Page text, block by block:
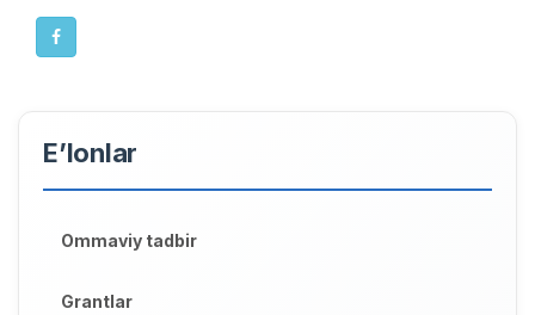
E’lonlar
Ommaviy tadbir
Grantlar